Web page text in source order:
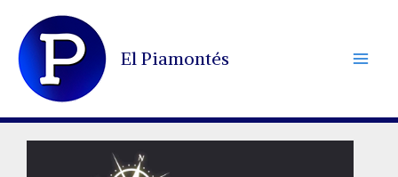
contenido
El Piamontés